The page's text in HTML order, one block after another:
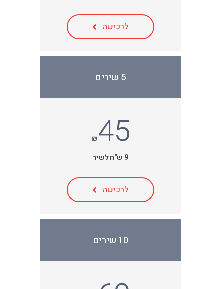
לרכישה
5 שירים
₪45
9 ש"ח לשיר
לרכישה
10 שירים